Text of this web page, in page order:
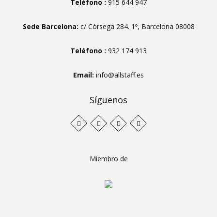
Teléfono : 915 644 947
Sede Barcelona: c/ Còrsega 284. 1º, Barcelona 08008
Teléfono : 932 174 913
Email: info@allstaff.es
Síguenos
Miembro de